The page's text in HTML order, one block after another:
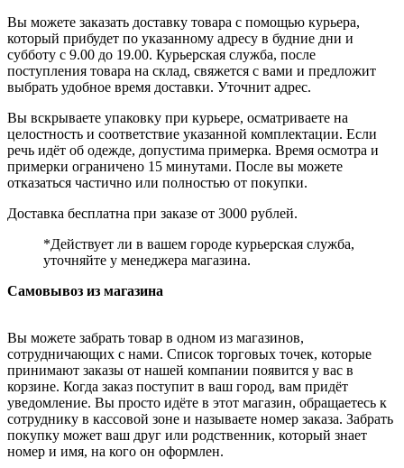
Вы можете заказать доставку товара с помощью курьера,
который прибудет по указанному адресу в будние дни и
субботу с 9.00 до 19.00. Курьерская служба, после
поступления товара на склад, свяжется с вами и предложит
выбрать удобное время доставки. Уточнит адрес.
Вы вскрываете упаковку при курьере, осматриваете на
целостность и соответствие указанной комплектации. Если
речь идёт об одежде, допустима примерка. Время осмотра и
примерки ограничено 15 минутами. После вы можете
отказаться частично или полностью от покупки.
Доставка бесплатна при заказе от 3000 рублей.
*Действует ли в вашем городе курьерская служба,
уточняйте у менеджера магазина.
Самовывоз из магазина
Вы можете забрать товар в одном из магазинов,
сотрудничающих с нами. Список торговых точек, которые
принимают заказы от нашей компании появится у вас в
корзине. Когда заказ поступит в ваш город, вам придёт
уведомление. Вы просто идёте в этот магазин, обращаетесь к
сотруднику в кассовой зоне и называете номер заказа. Забрать
покупку может ваш друг или родственник, который знает
номер и имя, на кого он оформлен.